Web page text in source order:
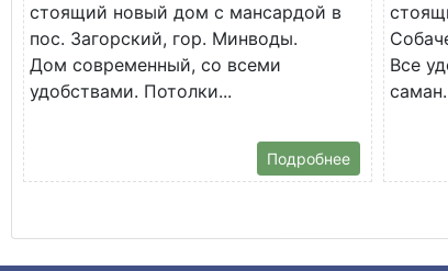
стоящий новый дом с мансардой в
пос. Загорский, гор. Минводы.
Дом современный, со всеми
удобствами. Потолки...
Подробнее
Все